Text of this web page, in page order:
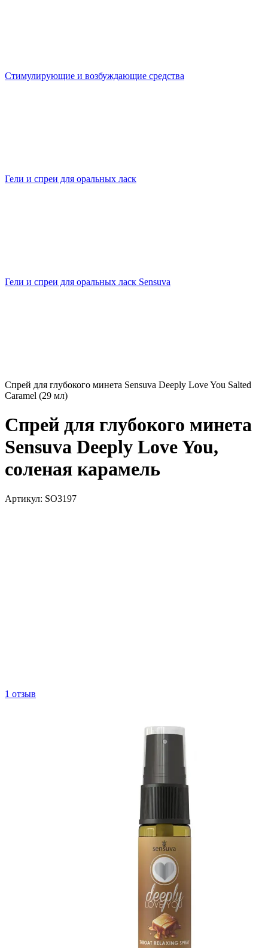
Стимулирующие и возбуждающие средства
Гели и спреи для оральных ласк
Гели и спреи для оральных ласк Sensuva
Спрей для глубокого минета Sensuva Deeply Love You Salted
Caramel (29 мл)
Спрей для глубокого минета
Sensuva Deeply Love You,
соленая карамель
Артикул: SO3197
1 отзыв